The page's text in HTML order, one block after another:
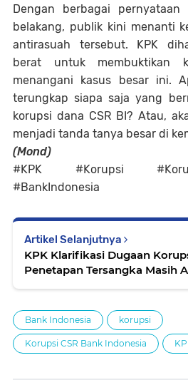
Dengan berbagai
belakang, publik kini menanti
antirasuah tersebut. KPK
berat untuk membuktikan
menangani kasus besar ini.
terungkap siapa saja yang
korupsi dana CSR BI? Atau,
menjadi tanda tanya besar di
(Mond)
#KPK #Korupsi
#BankIndonesia
Artikel Selanjutnya
KPK Klarifikasi Dugaan
Penetapan Tersangka Masih
Bank Indonesia korupsi
Korupsi CSR Bank Indonesia